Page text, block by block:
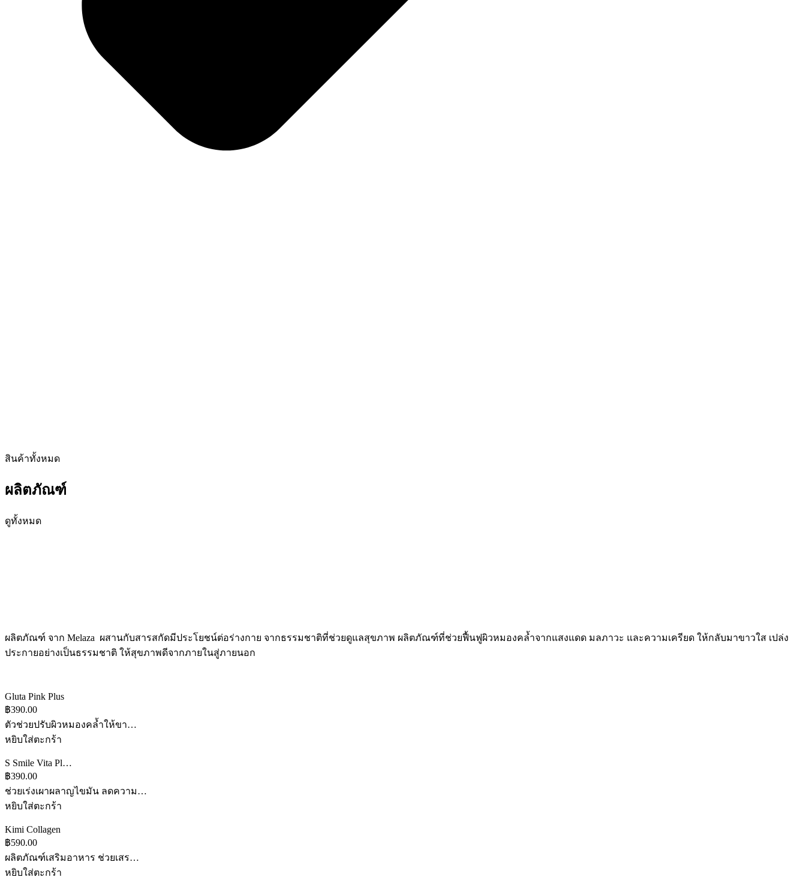
สินค้าทั้งหมด
ผลิตภัณฑ์
ดูทั้งหมด
ผลิตภัณฑ์ จาก Melaza ผสานกับสารสกัดมีประโยชน์ต่อร่างกาย จากธรรมชาติที่ช่วยดูแลสุขภาพ ผลิตภัณฑ์ที่ช่วยฟื้นฟูผิวหมองคล้ำจากแสงแดด มลภาวะ และความเครียด ให้กลับมาขาวใส เปล่ง
ประกายอย่างเป็นธรรมชาติ ให้สุขภาพดีจากภายในสู่ภายนอก
Gluta Pink Plus
฿390.00
ตัวช่วยปรับผิวหมองคล้ำให้ขา…
หยิบใส่ตะกร้า
S Smile Vita Pl…
฿390.00
ช่วยเร่งเผาผลาญไขมัน ลดความ…
หยิบใส่ตะกร้า
Kimi Collagen
฿590.00
ผลิตภัณฑ์เสริมอาหาร ช่วยเสร…
หยิบใส่ตะกร้า